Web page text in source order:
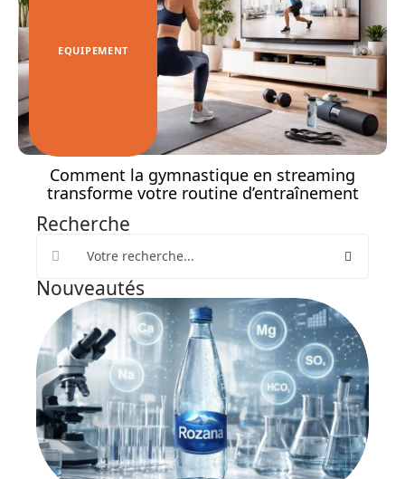
EQUIPEMENT
Comment la gymnastique en streaming
transforme votre routine d’entraînement
Recherche
Nouveautés